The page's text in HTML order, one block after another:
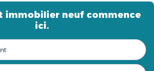
immobilier neuf commence
ici.